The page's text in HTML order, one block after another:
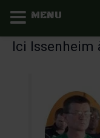
AllerIci Issenheim
MENU